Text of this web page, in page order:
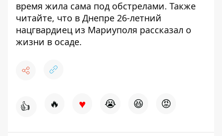
время жила сама под обстрелами. Также
читайте, что в Днепре 26-летний
нацгвардиец из Мариуполя рассказал о
жизни в осаде.
👍 🔥 ♥ 😭 😆 😡